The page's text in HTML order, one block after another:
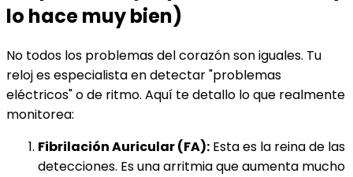
lo hace muy bien)
No todos los problemas del corazón son iguales. Tu
reloj es especialista en detectar "problemas
eléctricos" o de ritmo. Aquí te detallo lo que realmente
monitorea:
Fibrilación Auricular (FA): Esta es la reina de las
detecciones. Es una arritmia que aumenta mucho